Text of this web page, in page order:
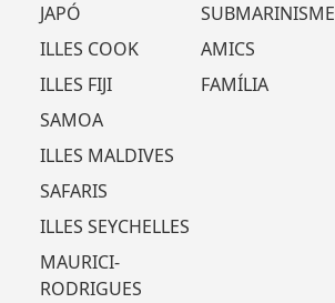
JAPÓ
ILLES COOK
ILLES FIJI
SAMOA
ILLES MALDIVES
SAFARIS
ILLES SEYCHELLES
MAURICI-
RODRIGUES
SUBMARINISME
AMICS
FAMÍLIA